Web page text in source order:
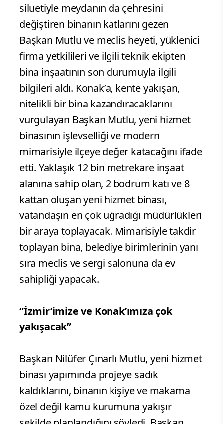
siluetiyle meydanın da çehresini
değiştiren binanın katlarını gezen
Başkan Mutlu ve meclis heyeti, yüklenici
firma yetkilileri ve ilgili teknik ekipten
bina inşaatının son durumuyla ilgili
bilgileri aldı. Konak’a, kente yakışan,
nitelikli bir bina kazandıracaklarını
vurgulayan Başkan Mutlu, yeni hizmet
binasının işlevselliği ve modern
mimarisiyle ilçeye değer katacağını ifade
etti. Yaklaşık 12 bin metrekare inşaat
alanına sahip olan, 2 bodrum katı ve 8
kattan oluşan yeni hizmet binası,
vatandaşın en çok uğradığı müdürlükleri
bir araya toplayacak. Mimarisiyle takdir
toplayan bina, belediye birimlerinin yanı
sıra meclis ve sergi salonuna da ev
sahipliği yapacak.
“İzmir’imize ve Konak’ımıza çok
yakışacak”
Başkan Nilüfer Çınarlı Mutlu, yeni hizmet
binası yapımında projeye sadık
kaldıklarını, binanın kişiye ve makama
özel değil kamu kurumuna yakışır